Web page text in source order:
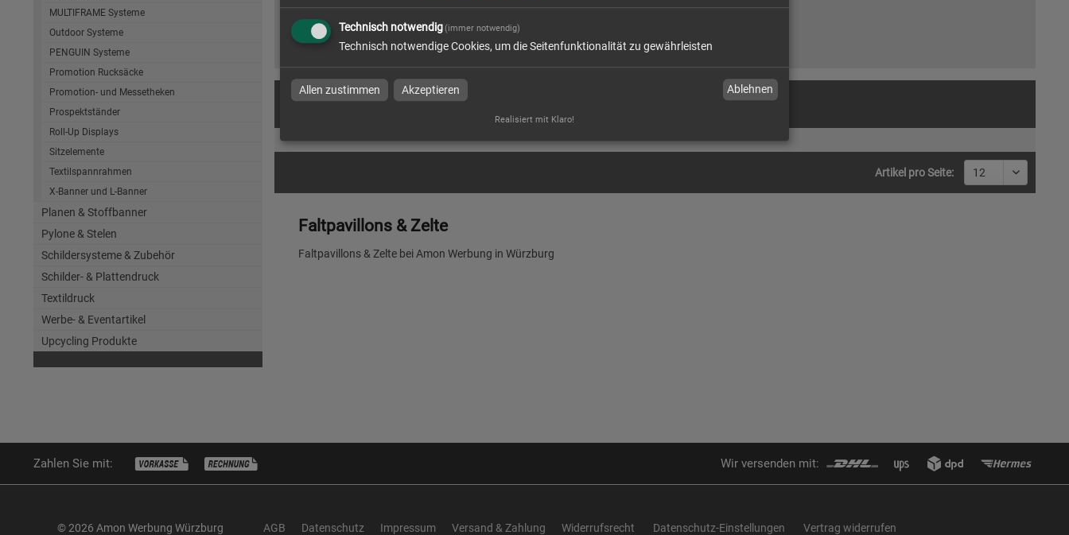
MULTIFRAME Systeme
Outdoor Systeme
PENGUIN Systeme
Promotion Rucksäcke
Promotion- und Messetheken
Prospektständer
Roll-Up Displays
Sitzelemente
Textilspannrahmen
X-Banner und L-Banner
Planen & Stoffbanner
Pylone & Stelen
Schildersysteme & Zubehör
Schilder- & Plattendruck
Textildruck
Werbe- & Eventartikel
Upcycling Produkte
Produkte inFaltpavillons & Zelte
Artikel pro Seite:
Faltpavillons & Zelte
Faltpavillons & Zelte bei Amon Werbung in Würzburg
Zahlen Sie mit: Wir versenden mit:
© 2026 Amon Werbung Würzburg AGB Datenschutz Impressum Versand & Zahlung Widerrufsrecht Datenschutz-Einstellungen Vertrag widerrufen
Technisch notwendig(immer notwendig)
Technisch notwendige Cookies, um die Seitenfunktionalität zu gewährleisten
Allen zustimmen Akzeptieren Ablehnen
Realisiert mit Klaro!